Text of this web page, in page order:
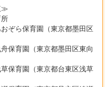
≫
ぞら保育園（東京都墨田区
保育園（東京都墨田区東向
保育園（東京都台東区浅草